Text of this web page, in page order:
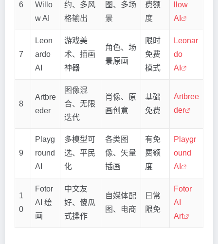
6
Willo
w AI
约、多风
格输出
图、多场
景
费额
度
llow
AI
7
Leon
ardo
AI
游戏美
术、插画
神器
角色、场
景原画
限时
免费
模式
Leonar
do
AI
8
Artbre
eder
图像混
合、无限
迭代
肖像、原
画创意
基础
免费
Artbree
der
9
Playg
round
AI
多模型可
选、平民
化
各类图
像、矢量
插画
有免
费额
度
Playgr
ound
AI
1
0
Fotor
AI 绘
画
中文友
好、傻瓜
式操作
自媒体配
图、电商
日常
限免
Fotor
AI
Art